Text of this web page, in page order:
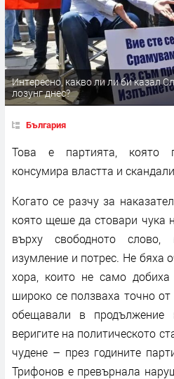
Интересно, какво ли ли би казал
лозунг днес?
България
Това е партията, която
консумира властта и
Когато се разчу за
която щеше да стовари чука
върху свободното слово,
изумление и потрес. Не бяха
хора, които не само
широко се ползваха точно
обещавали в продължение
веригите на политическото
чудене – през годините
Трифонов е превърнала